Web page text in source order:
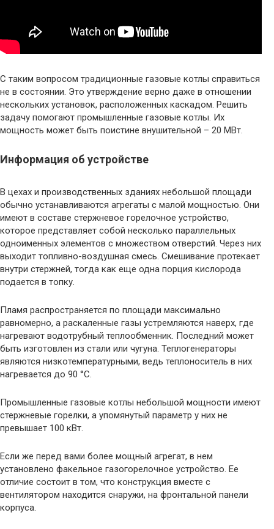
С таким вопросом традиционные газовые котлы справиться
не в состоянии. Это утверждение верно даже в отношении
нескольких установок, расположенных каскадом. Решить
задачу помогают промышленные газовые котлы. Их
мощность может быть поистине внушительной – 20 МВт.
Информация об устройстве
В цехах и производственных зданиях небольшой площади
обычно устанавливаются агрегаты с малой мощностью. Они
имеют в составе стержневое горелочное устройство,
которое представляет собой несколько параллельных
одноименных элементов с множеством отверстий. Через них
выходит топливно-воздушная смесь. Смешивание протекает
внутри стержней, тогда как еще одна порция кислорода
подается в топку.
Пламя распространяется по площади максимально
равномерно, а раскаленные газы устремляются наверх, где
нагревают водотрубный теплообменник. Последний может
быть изготовлен из стали или чугуна. Теплогенераторы
являются низкотемпературными, ведь теплоноситель в них
нагревается до 90 °C.
Промышленные газовые котлы небольшой мощности имеют
стержневые горелки, а упомянутый параметр у них не
превышает 100 кВт.
Если же перед вами более мощный агрегат, в нем
установлено факельное газогорелочное устройство. Ее
отличие состоит в том, что конструкция вместе с
вентилятором находится снаружи, на фронтальной панели
корпуса.